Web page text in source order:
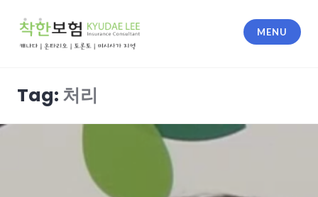
content
MENU
Tag: 처리